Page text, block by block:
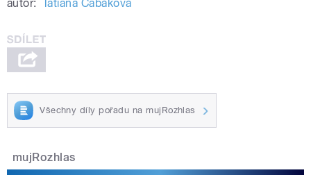
autor: Tatiana Čabáková
Všechny díly pořadu na mujRozhlas
mujRozhlas